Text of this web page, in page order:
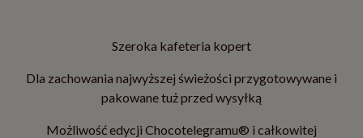
Szeroka kafeteria kopert
Dla zachowania najwyższej świeżości przygotowywane i
pakowane tuż przed wysyłką
Możliwość edycji Chocotelegramu® i całkowitej